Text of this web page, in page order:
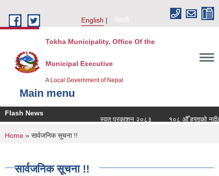
English
नेपाली
Tokha Municipality, Office Of the
Municipal Executive
A Local Government of Nepal
Main menu
Flash News
स्वत:प्रकाशन २०८३
१०८ औँ हप्ताको नदी/
You are here
Home » सार्वजनिक सूचना !!
सार्वजनिक सूचना !!